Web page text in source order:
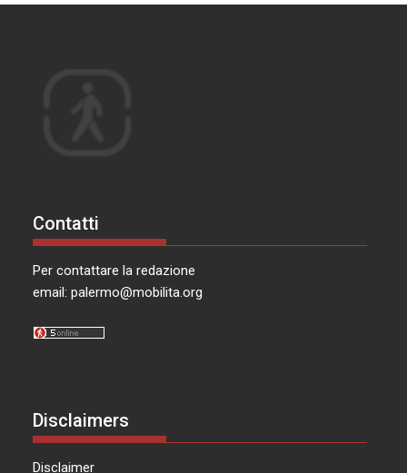
Contatti
Per contattare la redazione
email:palermo@mobilita.org
Disclaimers
Disclaimer